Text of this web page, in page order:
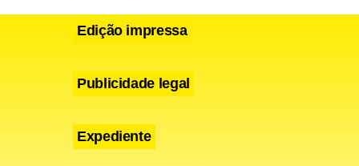
força e
Edição impressa
Publicidade legal
Expediente